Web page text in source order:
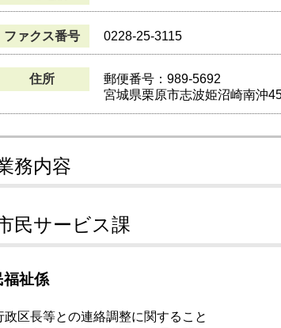
ファクス番号 0228-25-3115
住所
郵便番号：989-5692
宮城県栗原市志波姫沼崎南沖
務内容
民サービス課
福祉係
政区長等との連絡調整に関すること